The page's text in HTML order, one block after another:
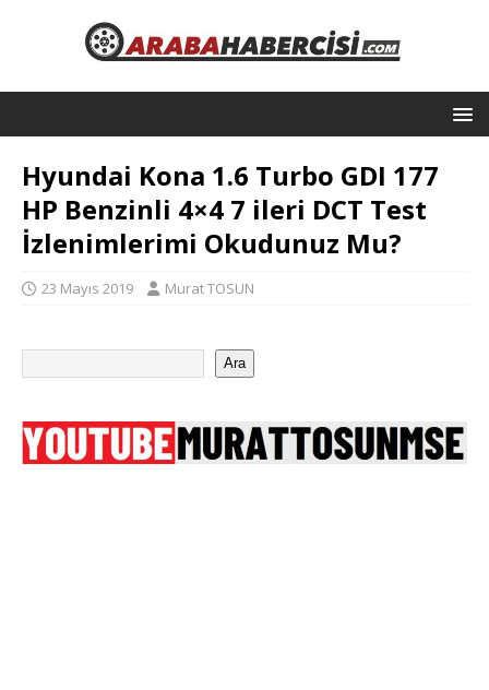
Hyundai Kona 1.6 Turbo GDI 177
HP Benzinli 4×4 7 ileri DCT Test
İzlenimlerimi Okudunuz Mu?
23 Mayıs 2019 Murat TOSUN
Ara